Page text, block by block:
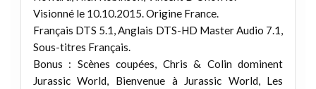
Visionné le 10.10.2015. Origine France.
Français DTS 5.1, Anglais DTS-HD Master Audio 7.1,
Sous-titres Français.
Bonus : Scènes coupées, Chris & Colin dominent
Jurassic World, Bienvenue à Jurassic World, Les